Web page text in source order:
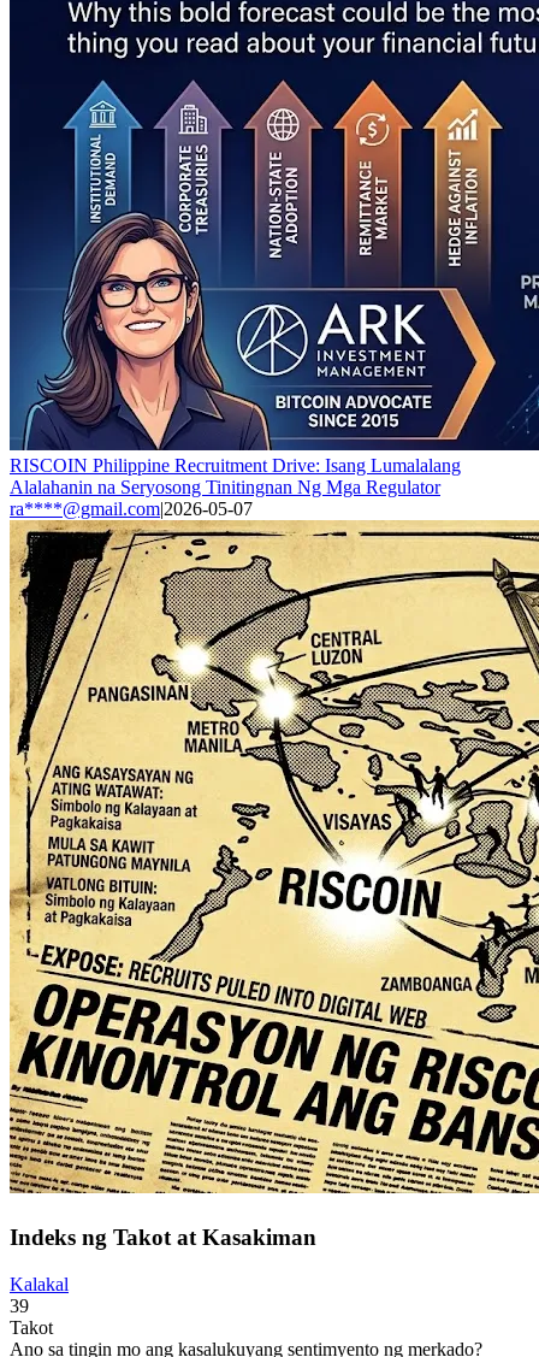
RISCOIN Philippine Recruitment Drive: Isang Lumalalang
Alalahanin na Seryosong Tinitingnan Ng Mga Regulator
ra****@gmail.com|2026-05-07
Indeks ng Takot at Kasakiman
Kalakal
39
Takot
Ano sa tingin mo ang kasalukuyang sentimyento ng merkado?